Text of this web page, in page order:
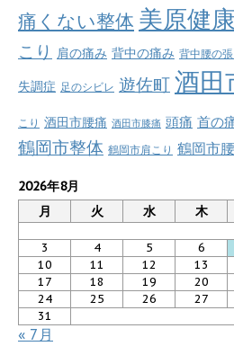
痛くない整体 美原健
こり 肩の痛み 背中の痛み 背中腰の張
失調症 足のシビレ 遊佐町 酒田
こり 酒田市腰痛 酒田市膝痛 頭痛 首の
鶴岡市整体 鶴岡市肩こり 鶴岡市
2026年8月
月
火 水 木
3
4 5 6
10
11 12 13
17
18 19 20
24
25 26 27
31
« 7月